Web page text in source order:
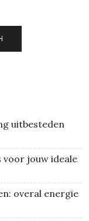
uitbesteden
jouw ideale
overal energie